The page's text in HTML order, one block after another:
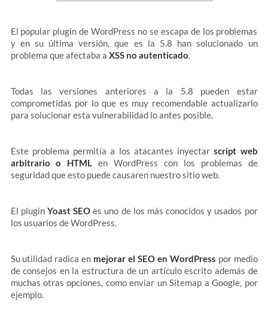
El popular plugin de WordPress no se escapa de los problemas
y en su última versión, que es la 5.8 han solucionado un
problema que afectaba a XSS no autenticado.
Todas las versiones anteriores a la 5.8 pueden estar
comprometidas por lo que es muy recomendable actualizarlo
para solucionar esta vulnerabilidad lo antes posible.
Este problema permitía a los atacantes inyectarscript web
arbitrario o HTML en WordPress con los problemas de
seguridad que esto puede causaren nuestro sitio web.
El plugin Yoast SEO es uno de los más conocidos y usados por
los usuarios de WordPress.
Su utilidad radica en mejorar el SEO en WordPress por medio
de consejos en la estructura de un artículo escrito además de
muchas otras opciones, como enviar un Sitemap a Google, por
ejemplo.